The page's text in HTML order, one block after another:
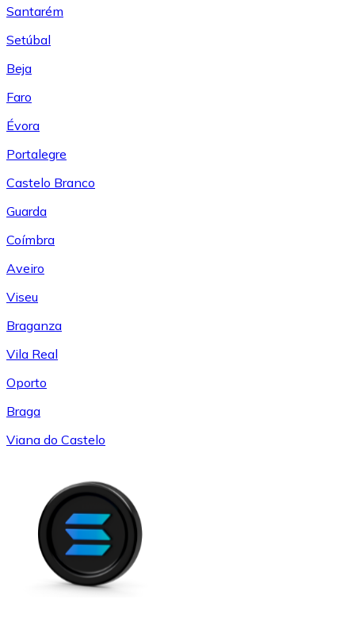
Santarém
Setúbal
Beja
Faro
Évora
Portalegre
Castelo Branco
Guarda
Coímbra
Aveiro
Viseu
Braganza
Vila Real
Oporto
Braga
Viana do Castelo